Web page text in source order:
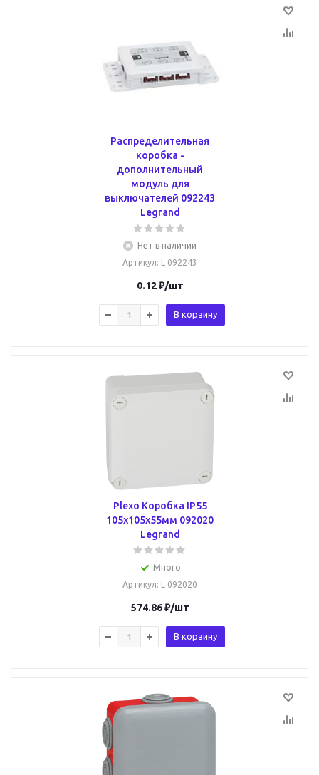
Распределительная
коробка -
дополнительный
модуль для
выключателей 092243
Legrand
Нет в наличии
Артикул: L 092243
0.12₽/шт
В корзину
Plexo Коробка IP55
105х105х55мм 092020
Legrand
Много
Артикул: L 092020
574.86₽/шт
В корзину